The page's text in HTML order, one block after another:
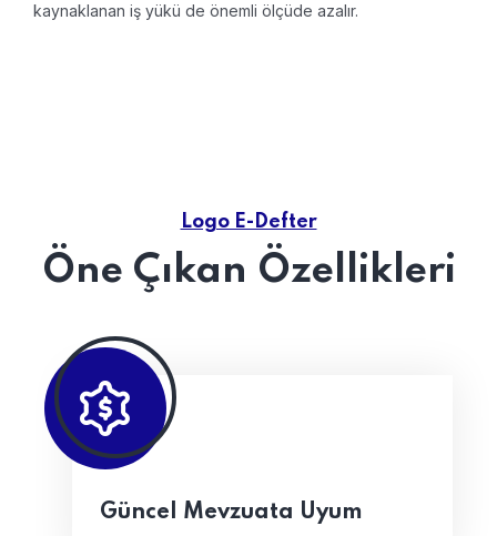
kaynaklanan iş yükü de önemli ölçüde azalır.
Logo E-Defter
Öne Çıkan Özellikleri
Güncel Mevzuata Uyum